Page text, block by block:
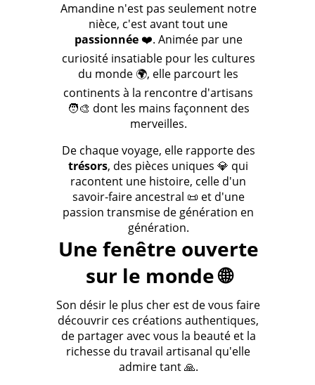
Amandine n'est pas seulement notre
nièce, c'est avant tout une
passionnée❤️. Animée par une
curiosité insatiable pour les cultures
du monde 🌍, elle parcourt les
continents à la rencontre d'artisans
🧑‍🎨 dont les mains façonnent des
merveilles.
De chaque voyage, elle rapporte des
trésors, des pièces uniques 💎 qui
racontent une histoire, celle d'un
savoir-faire ancestral 📜 et d'une
passion transmise de génération en
génération.
Une fenêtre ouverte
sur le monde 🌐
Son désir le plus cher est de vous faire
découvrir ces créations authentiques,
de partager avec vous la beauté et la
richesse du travail artisanal qu'elle
admire tant 🙏.